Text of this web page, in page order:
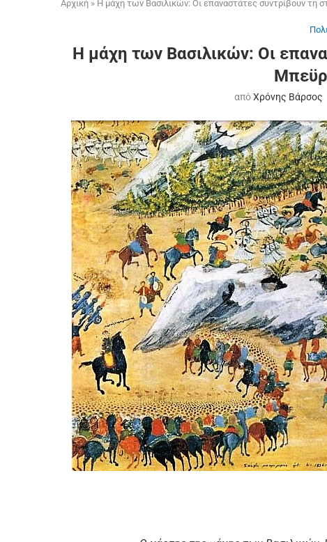
Αρχική » Η μάχη των Βασιλικών: Οι επαναστάτες συντρίβουν τη
Η μάχη των Βασιλικών: Οι
απόΧρόνης Βάρσος